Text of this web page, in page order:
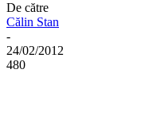
De către
Călin Stan
-
24/02/2012
480